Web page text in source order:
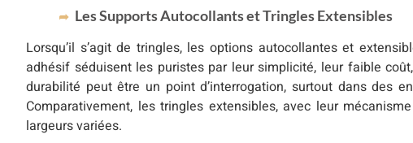
Les Supports Autocollants et Tringles Extensibles
Lorsqu’il s’agit de tringles, les options autocollantes et
adhésif séduisent les puristes par leur simplicité, leur faible
durabilité peut être un point d’interrogation, surtout dans des
Comparativement, les tringles extensibles, avec leur
largeurs variées.